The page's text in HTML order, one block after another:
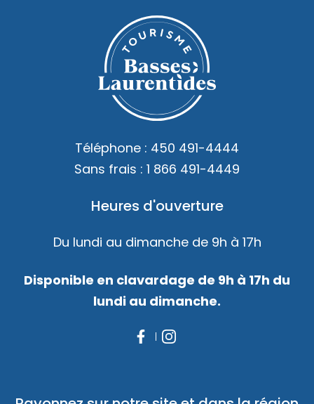
Téléphone : 450 491-4444
Sans frais : 1 866 491-4449
Heures d'ouverture
Du lundi au dimanche de 9h à 17h
Disponible en clavardage de 9h à 17h du
lundi au dimanche.